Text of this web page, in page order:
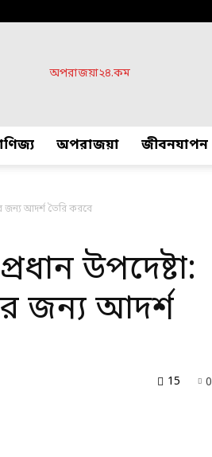
অপরাজয়া জীবনযাপন
জন্য আদর্শ তৈরি করবে
উপদেষ্টা:
জন্য আদর্শ
0
15